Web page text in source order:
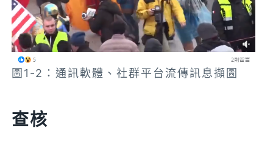
圖1-2：通訊軟體、社群平台流傳訊息擷圖
查核